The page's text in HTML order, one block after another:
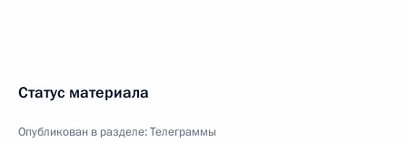
Статус материала
Опубликован в разделе:Телеграммы